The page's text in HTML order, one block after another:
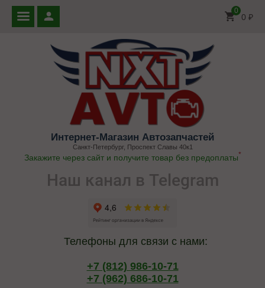
0
0 ₽
Интернет-Магазин Автозапчастей
Санкт-Петербург, Проспект Славы 40к1
Закажите через сайт и получите товар без предоплаты*
Наш канал в Telegram
Телефоны для связи с нами:
+7 (812) 986-10-71
+7 (962) 686-10-71